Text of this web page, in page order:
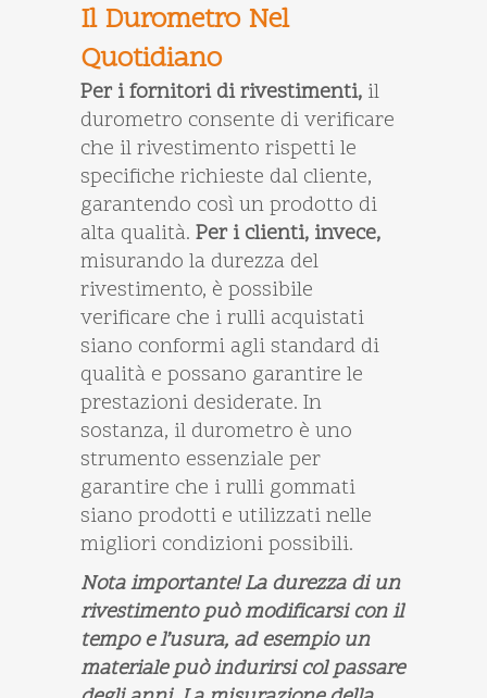
Il Durometro Nel
Quotidiano
Per i fornitori di rivestimenti, il
durometro consente di verificare
che il rivestimento rispetti le
specifiche richieste dal cliente,
garantendo così un prodotto di
alta qualità. Per i clienti, invece,
misurando la durezza del
rivestimento, è possibile
verificare che i rulli acquistati
siano conformi agli standard di
qualità e possano garantire le
prestazioni desiderate. In
sostanza, il durometro è uno
strumento essenziale per
garantire che i rulli gommati
siano prodotti e utilizzati nelle
migliori condizioni possibili.
Nota importante! La durezza di un
rivestimento può modificarsi con il
tempo e l’usura, ad esempio un
materiale può indurirsi col passare